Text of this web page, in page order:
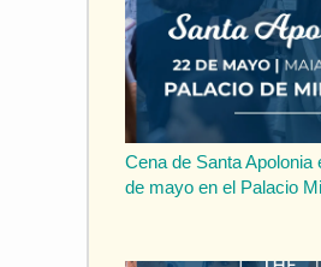
Cena de Santa Apolonia
de mayo en el Palacio